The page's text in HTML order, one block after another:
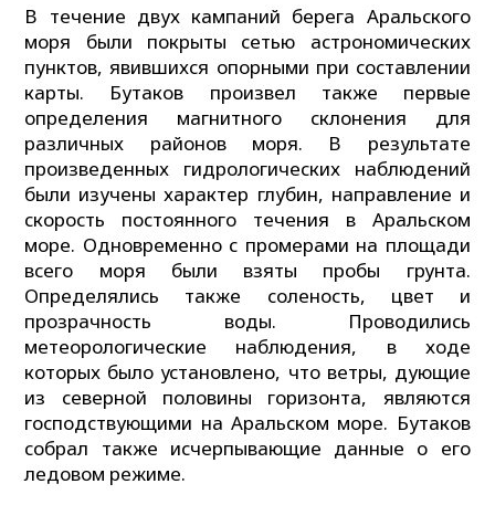
В течение двух кампаний берега Аральского
моря были покрыты сетью астрономических
пунктов, явившихся опорными при составлении
карты. Бутаков произвел также первые
определения магнитного склонения для
различных районов моря. В результате
произведенных гидрологических наблюдений
были изучены характер глубин, направление и
скорость постоянного течения в Аральском
море. Одновременно с промерами на площади
всего моря были взяты пробы грунта.
Определялись также соленость, цвет и
прозрачность воды. Проводились
метеорологические наблюдения, в ходе
которых было установлено, что ветры, дующие
из северной половины горизонта, являются
господствующими на Аральском море. Бутаков
собрал также исчерпывающие данные о его
ледовом режиме.